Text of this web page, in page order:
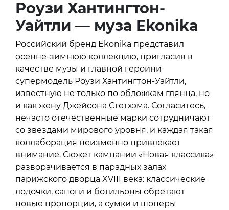
Роузи Хантингтон-
Уайтли — муза Ekonika
Российский бренд Ekonika представил
осенне-зимнюю коллекцию, пригласив в
качестве музы и главной героини
супермодель Роузи Хантингтон-Уайтли,
известную не только по обложкам глянца, но
и как жену Джейсона Стетхэма. Согласитесь,
нечасто отечественные марки сотрудничают
со звездами мирового уровня, и каждая такая
коллаборация неизменно привлекает
внимание. Сюжет кампании «Новая классика»
разворачивается в парадных залах
парижского дворца XVIII века: классические
лодочки, сапоги и ботильоны обретают
новые пропорции, а сумки и шоперы